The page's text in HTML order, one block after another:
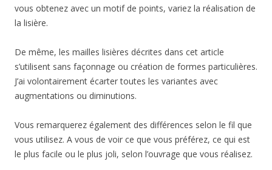
vous obtenez avec un motif de points, variez la réalisation de
la lisière.
De même, les mailles lisières décrites dans cet article
s’utilisent sans façonnage ou création de formes particulières.
J’ai volontairement écarter toutes les variantes avec
augmentations ou diminutions.
Vous remarquerez également des différences selon le fil que
vous utilisez. A vous de voir ce que vous préférez, ce qui est
le plus facile ou le plus joli, selon l’ouvrage que vous réalisez.